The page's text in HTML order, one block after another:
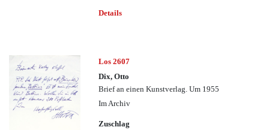
Details
Los 2607
Dix, Otto
Brief an einen Kunstverlag. Um 1955
Im Archiv
Zuschlag